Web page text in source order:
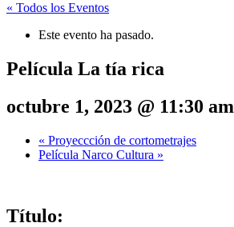
« Todos los Eventos
Este evento ha pasado.
Película La tía rica
octubre 1, 2023 @ 11:30 am
« Proyeccción de cortometrajes
Película Narco Cultura »
Título: